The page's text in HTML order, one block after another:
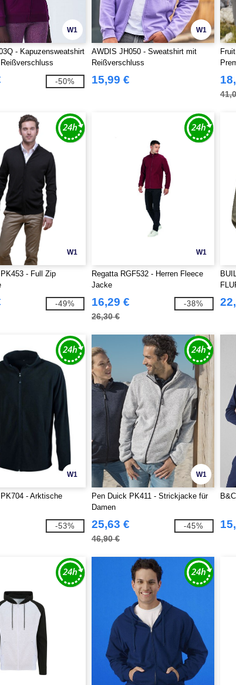
W1
- Kapuzensweatshirt
-50%
W1
AWDIS JH050 - Sweatshirt mit
Reißverschluss
15,99 €
W1
- Full Zip
-49%
W1
Regatta RGF532 - Herren Fleece
Jacke
16,29 €
26,30 €
-38%
W1
- Arktische
-53%
W1
Pen Duick PK411 - Strickjacke für
Damen
25,63 €
46,90 €
-45%